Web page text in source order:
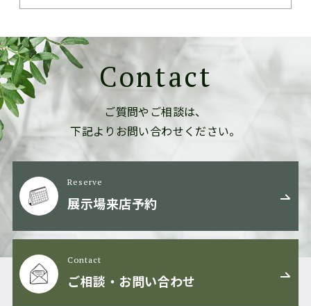
Contact
ご質問やご相談は、
下記よりお問い合わせください。
Reserve
展示場来店予約
Contact
ご相談・お問い合わせ